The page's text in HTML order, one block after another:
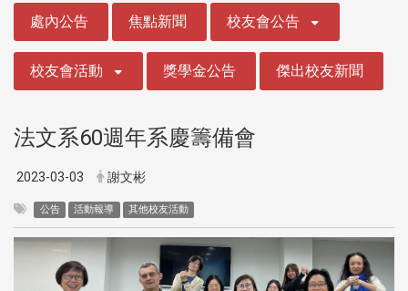
處內公告 焦點新聞 校友會公告
校友會活動 獎學金公告 傑出校友新聞
法文系60週年系慶籌備會
2023-03-03 謝文彬
公告 活動報導 其他校友活動